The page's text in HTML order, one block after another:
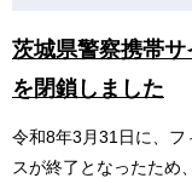
茨城県警察携帯サ
を閉鎖しました
令和8年3月31日に、
スが終了となったため